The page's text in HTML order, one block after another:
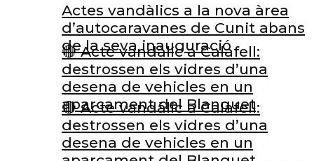
🔴 Acte vandàlic a Calafell:
destrossen els vidres d’una
desena de vehicles en un
aparcament del Blanquet
Actes vandàlics a la nova àrea
d’autocaravanes de Cunit abans
de la seva inauguració
🔴 Acte vandàlic a Calafell:
destrossen els vidres d’una
desena de vehicles en un